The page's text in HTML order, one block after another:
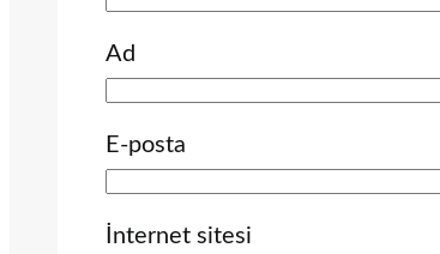
Ad
E-posta
İnternet sitesi